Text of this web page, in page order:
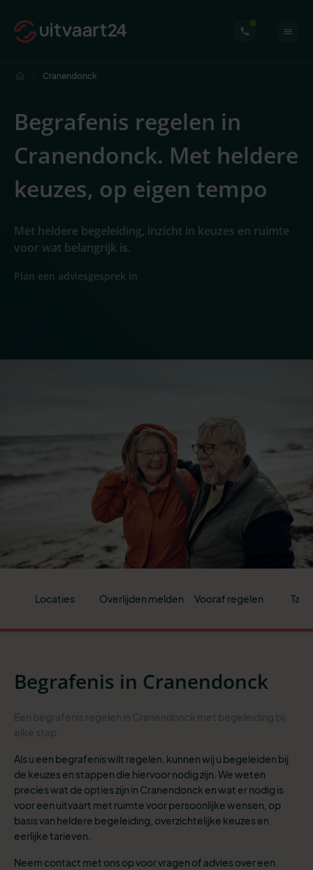
Cranendonck
Begrafenis regelen in
Cranendonck. Met heldere
keuzes, op eigen tempo
Met heldere begeleiding, inzicht in keuzes en ruimte
voor wat belangrijk is.
Plan een adviesgesprek in
Locaties Overlijden melden Vooraf regelen
Begrafenis in Cranendonck
Als u een begrafenis wilt regelen, kunnen wij u begeleiden bij
de keuzes en stappen die hiervoor nodig zijn. We weten
precies wat de opties zijn in Cranendonck en wat er nodig is
voor een uitvaart met ruimte voor persoonlijke wensen, op
basis van heldere begeleiding, overzichtelijke keuzes en
eerlijke tarieven.
Neem contact met ons op voor vragen of advies over een